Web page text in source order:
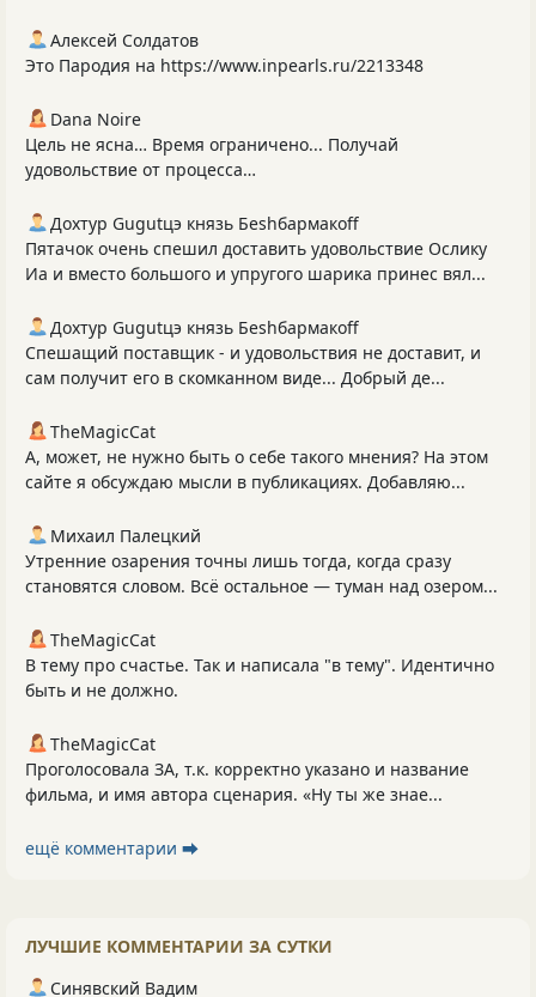
Алексей Солдатов
Это Пародия на https://www.inpearls.ru/2213348
Dana Noire
Цель не ясна… Время ограничено... Получай
удовольствие от процесса…
Дохтур Gugutцэ князь Беshбармакоff
Пятачок очень спешил доставить удовольствие Ослику
Иа и вместо большого и упругого шарика принес вял...
Дохтур Gugutцэ князь Беshбармакоff
Спешащий поставщик - и удовольствия не доставит, и
сам получит его в скомканном виде... Добрый де...
TheMagicCat
А, может, не нужно быть о себе такого мнения? На этом
сайте я обсуждаю мысли в публикациях. Добавляю...
Михаил Палецкий
Утренние озарения точны лишь тогда, когда сразу
становятся словом. Всё остальное — туман над озером...
TheMagicCat
В тему про счастье. Так и написала "в тему". Идентично
быть и не должно.
TheMagicCat
Проголосовала ЗА, т.к. корректно указано и название
фильма, и имя автора сценария. «Ну ты же знае...
ещё комментарии ⮕
ЛУЧШИЕ КОММЕНТАРИИ ЗА СУТКИ
Синявский Вадим